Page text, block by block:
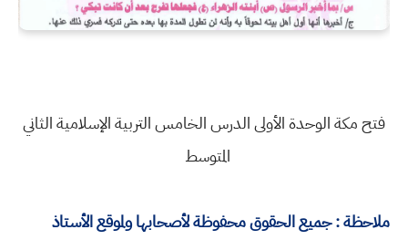
فتح مكة الوحدة الأولى الدرس الخامس التربية الإسلامية الثاني
المتوسط
ملاحظة : جميع الحقوق محفوظة لأصحابها ولموقع الأستاذ